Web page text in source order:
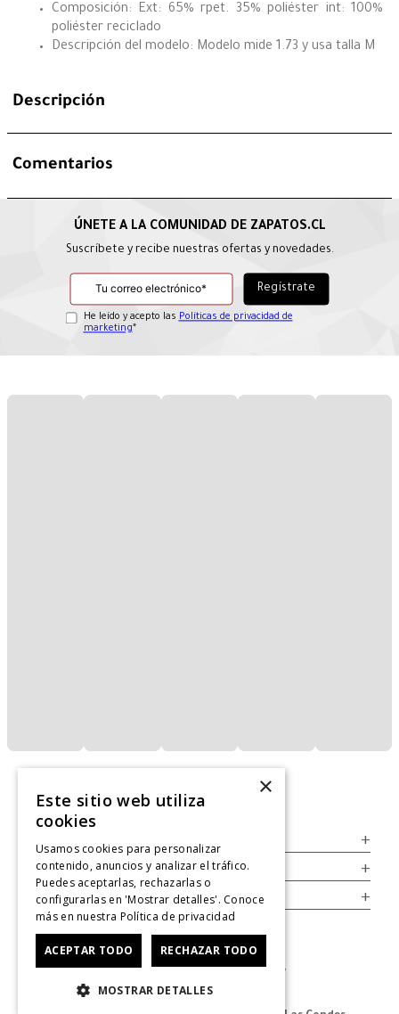
Composición: Ext: 65% rpet. 35% poliéster int: 100%
poliéster reciclado
Descripción del modelo: Modelo mide 1.73 y usa talla M
Descripción
Comentarios
Suscríbete y recibe nuestras ofertas y novedades.
He leído y acepto las Políticas de privacidad de
marketing*
+
Legal +
Cuenta +
×
Este sitio web utiliza
cookies
Usamos cookies para personalizar
contenido, anuncios y analizar el tráfico.
Puedes aceptarlas, rechazarlas o
configurarlas en 'Mostrar detalles'. Conoce
más en nuestra Política de privacidad
ACEPTAR TODO RECHAZAR TODO
MOSTRAR DETALLES